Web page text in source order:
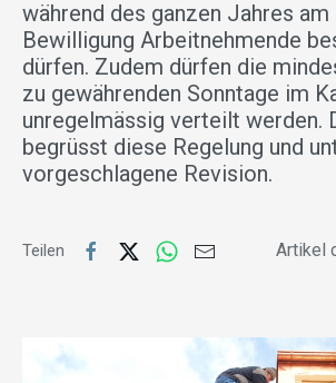
während des ganzen Jahres am
Bewilligung Arbeitnehmende
dürfen. Zudem dürfen die
zu gewährenden Sonntage im
unregelmässig verteilt werden.
begrüsst diese Regelung und
vorgeschlagene Revision.
Teilen Artikel